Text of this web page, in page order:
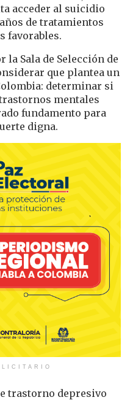
acceder al suicidio
de tratamientos
favorables.
la Sala de Selección de
que plantea un
determinar si
mentales
fundamento para
digna.
trastorno depresivo